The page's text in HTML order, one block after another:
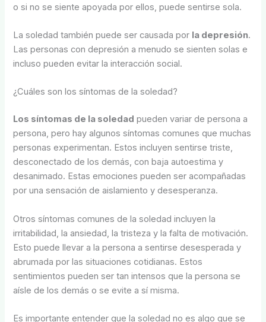
o si no se siente apoyada por ellos, puede sentirse sola.
La soledad también puede ser causada por la depresión.
Las personas con depresión a menudo se sienten solas e
incluso pueden evitar la interacción social.
¿Cuáles son los síntomas de la soledad?
Los síntomas de la soledad pueden variar de persona a
persona, pero hay algunos síntomas comunes que muchas
personas experimentan. Estos incluyen sentirse triste,
desconectado de los demás, con baja autoestima y
desanimado. Estas emociones pueden ser acompañadas
por una sensación de aislamiento y desesperanza.
Otros síntomas comunes de la soledad incluyen la
irritabilidad, la ansiedad, la tristeza y la falta de motivación.
Esto puede llevar a la persona a sentirse desesperada y
abrumada por las situaciones cotidianas. Estos
sentimientos pueden ser tan intensos que la persona se
aísle de los demás o se evite a sí misma.
Es importante entender que la soledad no es algo que se